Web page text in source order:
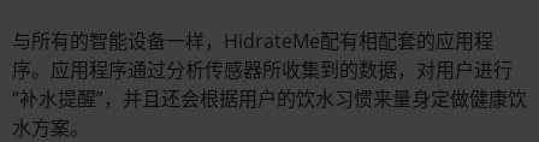
与所有的智能设备一样，HidrateMe配有相配套的应用程
序。应用程序通过分析传感器所收集到的数据，对用户进行
“补水提醒”，并且还会根据用户的饮水习惯来量身定做健康饮
水方案。